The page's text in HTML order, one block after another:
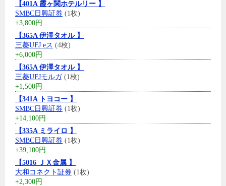
【401A 霞ヶ関ホテルリー 】
SMBC日興証券 (1枚)
+3,800円
【365A 伊澤タオル 】
三菱UFJ eス (4枚)
+6,000円
【365A 伊澤タオル 】
三菱UFJモルガ(1枚)
+1,500円
【341A トヨコー 】
SMBC日興証券 (1枚)
+14,100円
【335A ミライロ 】
SMBC日興証券 (1枚)
+39,100円
【5016 ＪＸ金属 】
大和コネクト証券 (1枚)
+2,300円